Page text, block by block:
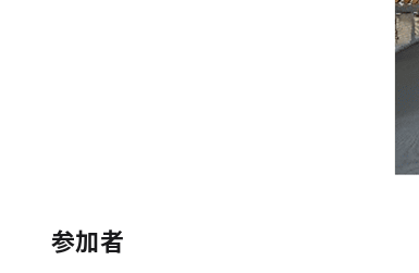
参加者